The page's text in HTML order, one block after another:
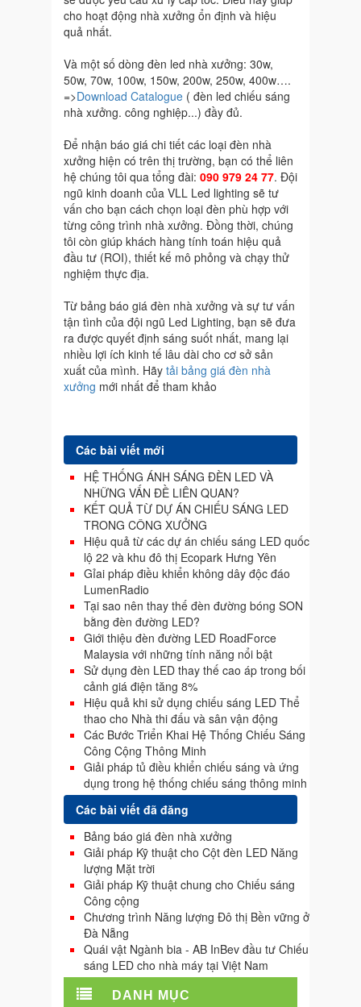
cho hoạt động nhà xưởng ổn định và hiệu
quả nhất.
Và một số dòng đèn led nhà xưởng: 30w,
50w, 70w, 100w, 150w, 200w, 250w, 400w….
=>Download Catalogue ( đèn led chiếu sáng
nhà xưởng. công nghiệp...) đầy đủ.
Để nhận báo giá chi tiết các loại đèn nhà
xưởng hiện có trên thị trường, bạn có thể liên
hệ chúng tôi qua tổng đài: 090 979 24 77. Đội
ngũ kinh doanh của VLL Led lighting sẽ tư
vấn cho bạn cách chọn loại đèn phù hợp với
từng công trình nhà xưởng. Đồng thời, chúng
tôi còn giúp khách hàng tính toán hiệu quả
đầu tư (ROI), thiết kế mô phỏng và chạy thử
nghiệm thực địa.
Từ bảng báo giá đèn nhà xưởng và sự tư vấn
tận tình của đội ngũ Led Lighting, bạn sẽ đưa
ra được quyết định sáng suốt nhất, mang lại
nhiều lợi ích kinh tế lâu dài cho cơ sở sản
xuất của mình. Hãy tải bảng giá đèn nhà
xưởng mới nhất để tham khảo
Các bài viết mới
HỆ THỐNG ÁNH SÁNG ĐÈN LED VÀ
NHỮNG VẤN ĐỀ LIÊN QUAN?
KẾT QUẢ TỪ DỰ ÁN CHIẾU SÁNG LED
TRONG CÔNG XƯỞNG
Hiệu quả từ các dự án chiếu sáng LED quốc
lộ 22 và khu đô thị Ecopark Hưng Yên
Gỉai pháp điều khiển không dây độc đáo
LumenRadio
Tại sao nên thay thế đèn đường bóng SON
bằng đèn đường LED?
Giới thiệu đèn đường LED RoadForce
Malaysia với những tính năng nổi bật
Sử dụng đèn LED thay thế cao áp trong bối
cảnh giá điện tăng 8%
Hiệu quả khi sử dụng chiếu sáng LED Thể
thao cho Nhà thi đấu và sân vận động
Các Bước Triển Khai Hệ Thống Chiếu Sáng
Công Cộng Thông Minh
Giải pháp tủ điều khiển chiếu sáng và ứng
dụng trong hệ thống chiếu sáng thông minh
Các bài viết đã đăng
Bảng báo giá đèn nhà xưởng
Giải pháp Kỹ thuật cho Cột đèn LED Năng
lượng Mặt trời
Giải pháp Kỹ thuật chung cho Chiếu sáng
Công cộng
Chương trình Năng lượng Đô thị Bền vững ở
Đà Nẵng
Quái vật Ngành bia - AB InBev đầu tư Chiếu
sáng LED cho nhà máy tại Việt Nam
DANH MỤC